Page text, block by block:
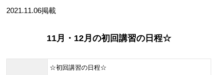
2021.11.06掲載
11月・12月の初回講習の日程☆
☆初回講習の日程☆